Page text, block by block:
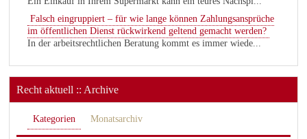
Falsch eingruppiert – für wie lange können Zahlungsansprüche
im öffentlichen Dienst rückwirkend geltend gemacht werden?
In der arbeitsrechtlichen Beratung kommt es immer wiede...
Recht aktuell :: Archive
Kategorien Monatsarchiv